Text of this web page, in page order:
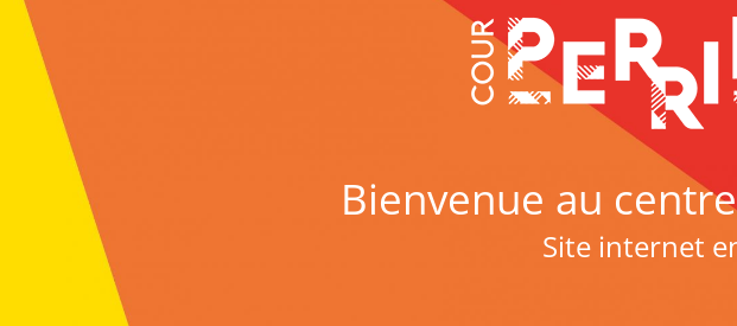
Bienvenue au
Site internet